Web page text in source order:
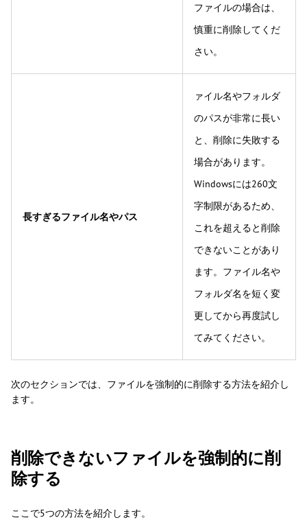
ファイルの場合は、
慎重に削除してくだ
さい。
長すぎるファイル名やパス
ァイル名やフォルダ
のパスが非常に長い
と、削除に失敗する
場合があります。
Windowsには260文
字制限があるため、
これを超えると削除
できないことがあり
ます。ファイル名や
フォルダ名を短く変
更してから再度試し
てみてください。
次のセクションでは、ファイルを強制的に削除する方法を紹介し
ます。
削除できないファイルを強制的に削
除する
ここで5つの方法を紹介します。